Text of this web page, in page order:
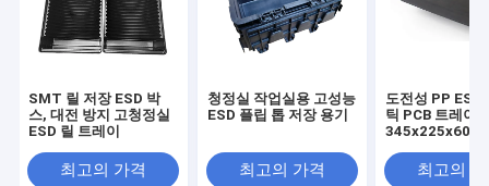
SMT 릴 저장 ESD 박
스, 대전 방지 고청정실
ESD 릴 트레이
최고의 가격
청정실 작업실용 고성능
ESD 플립 톱 저장 용기
최고의 가격
도전성 PP ESD
틱 PCB 트레이 -
급용
최고의